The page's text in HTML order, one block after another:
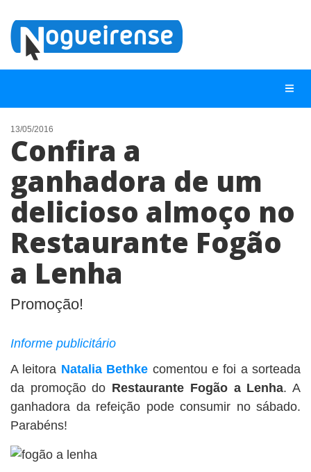
NOTÍCIAS
LISTA DIGITAL
TELEFONES ÚTEIS
CONTATO
ANUNCIE
13/05/2016
Confira a
ganhadora de um
delicioso almoço no
Restaurante Fogão
a Lenha
Promoção!
Informe publicitário
A leitora Natalia Bethke comentou e foi a sorteada
da promoção do Restaurante Fogão a Lenha. A
ganhadora da refeição pode consumir no sábado.
Parabéns!